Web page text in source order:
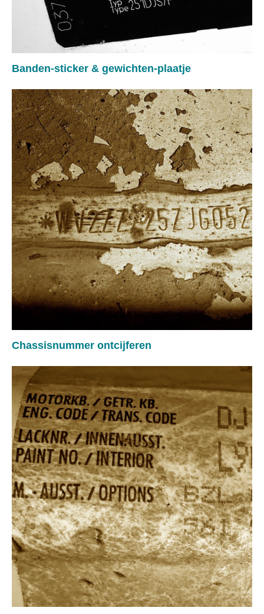
Banden-sticker & gewichten-plaatje
Chassisnummer ontcijferen